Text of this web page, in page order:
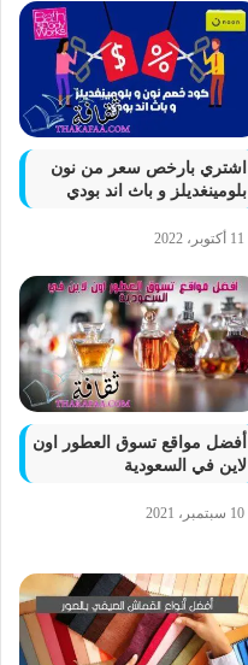
اشتري بارخص سعر من نون
بلومينغديلز و باث اند بودي
11 أكتوبر، 2022
أفضل مواقع تسوق العطور اون
لاين في السعودية
10 سبتمبر، 2021